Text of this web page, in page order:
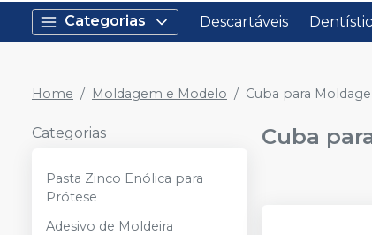
Categorias Descartáveis
Home Moldagem e Modelo Cuba para
Categorias
Pasta Zinco Enólica para
Prótese
Adesivo de Moldeira
Cuba